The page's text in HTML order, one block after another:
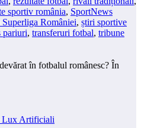
sportiv românia, SportNews
României, știri sportive
pariuri, transferuri fotbal, tribune
în fotbalul românesc? În